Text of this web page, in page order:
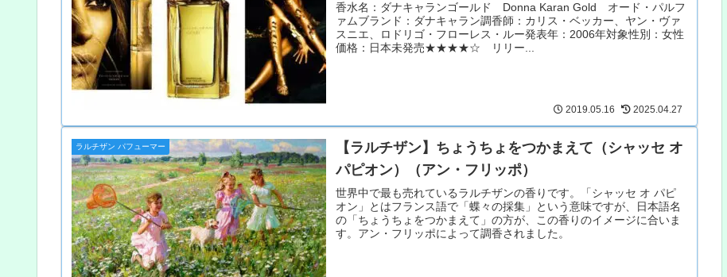
香水名：ダナキャランゴールド Donna Karan Gold オード・パルフ
ァムブランド：ダナキャラン調香師：カリス・ベッカー、ヤン・ヴァ
スニエ、ロドリゴ・フローレス・ルー発表年：2006年対象性別：女性
価格：日本未発売★★★★☆ リリー...
2019.05.16 2025.04.27
ラルチザン パフューマー
【ラルチザン】ちょうちょをつかまえて（シャッセ オ
パピオン）（アン・フリッポ）
世界中で最も売れているラルチザンの香りです。「シャッセ オ パピ
オン」とはフランス語で「蝶々の採集」という意味ですが、日本語名
の「ちょうちょをつかまえて」の方が、この香りのイメージに合いま
す。アン・フリッポによって調香されました。